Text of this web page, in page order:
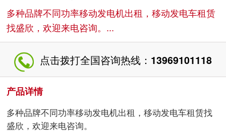
多种品牌不同功率移动发电机出租，移动发电车租赁
找盛欣，欢迎来电咨询。...
点击拨打全国咨询热线： 13969101118
产品详情
多种品牌不同功率移动发电机出租，移动发电车租赁找
盛欣，欢迎来电咨询。